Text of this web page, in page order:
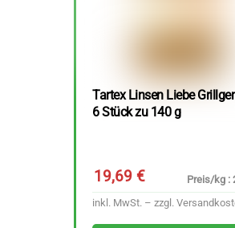
Tartex Linsen Liebe
6 Stück zu 140 g
19,69€
Preis/kg :
inkl. MwSt. – zzgl.